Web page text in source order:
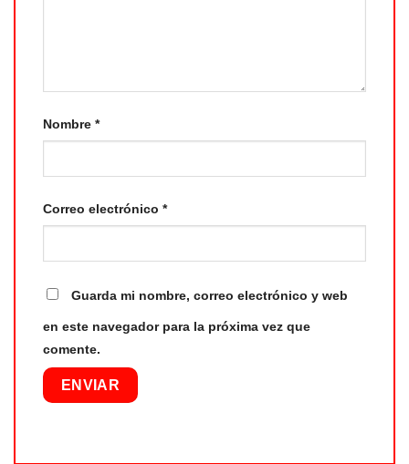
Nombre *
Correo electrónico *
Guarda mi nombre, correo electrónico y web
en este navegador para la próxima vez que
comente.